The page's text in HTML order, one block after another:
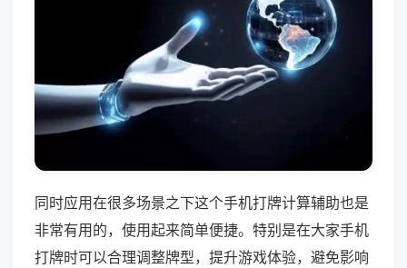
同时应用在很多场景之下这个手机打牌计算辅助也是
非常有用的，使用起来简单便捷。特别是在大家手机
打牌时可以合理调整牌型，提升游戏体验，避免影响